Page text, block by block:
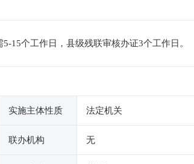
15个工作日，县级残联审核办证3个工作日。
实施主体性质 法定机关
联办机构 无